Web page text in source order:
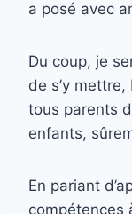
a posé avec
Du coup, je
de s’y
tous parents
enfants,
En pariant
compétences